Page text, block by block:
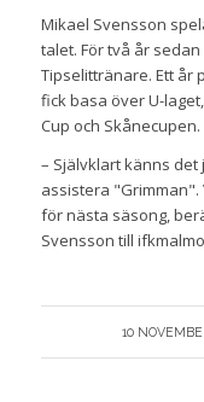
Mikael Svensson
talet. För två år
Tipselittränare. Ett år
fick basa över U-
Cup och Skånecupen.
– Självklart känns
assistera
för nästa säsong,
Svensson till
10 /